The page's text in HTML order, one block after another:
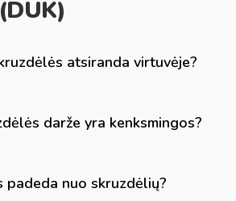
atsiranda virtuvėje?
darže yra kenksmingos?
padeda nuo skruzdėlių?